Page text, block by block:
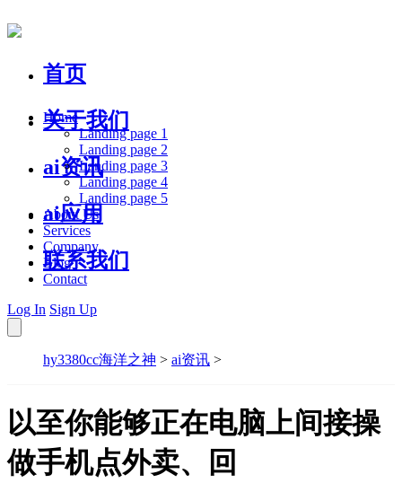
首页
关于我们
ai资讯
ai应用
联系我们
Home
Landing page 1
Landing page 2
Landing page 3
Landing page 4
Landing page 5
About Us
Services
Company
Blog
Contact
Log In Sign Up
hy3380cc海洋之神 > ai资讯 >
以至你能够正在电脑上间接操
做手机点外卖、回